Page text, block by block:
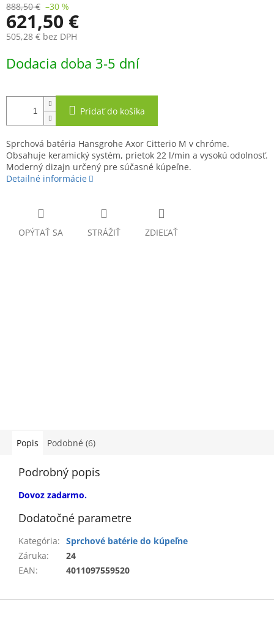
888,50 € –30 %
621,50 €
505,28 € bez DPH
cena:
Dodacia doba 3-5 dní
Pridať do košíka
Sprchová batéria Hansgrohe Axor Citterio M v chróme.
Obsahuje keramický systém, prietok 22 l/min a vysokú odolnosť.
Moderný dizajn určený pre súčasné kúpeľne.
Detailné informácie
OPÝTAŤ SA STRÁŽIŤ ZDIEĽAŤ
Popis Podobné (6)
Podrobný popis
Dovoz zadarmo.
Dodatočné parametre
Kategória: Sprchové batérie do kúpeľne
Záruka:
24
EAN: 4011097559520
Z